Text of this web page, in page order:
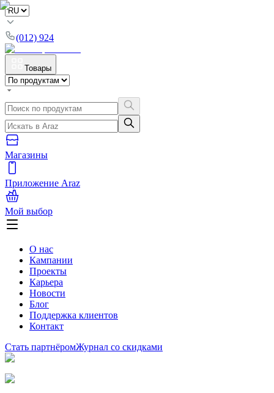
(012) 924
Товары
Магазины
Приложение Araz
Мой выбор
О нас
Кампании
Проекты
Карьера
Новости
Блог
Поддержка клиентов
Контакт
Стать партнёромЖурнал со скидками